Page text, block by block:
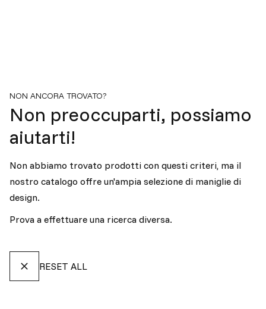
NON ANCORA TROVATO?
Non preoccuparti, possiamo
aiutarti!
Non abbiamo trovato prodotti con questi criteri, ma il
nostro catalogo offre un'ampia selezione di maniglie di
design.
Prova a effettuare una ricerca diversa.
RESET ALL